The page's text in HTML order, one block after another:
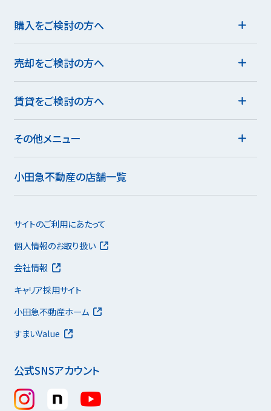
購入をご検討の方へ
売却をご検討の方へ
賃貸をご検討の方へ
その他メニュー
小田急不動産の店舗一覧
公式SNSアカウント
サイトのご利用にあたって
個人情報のお取り扱い
会社情報
キャリア採用サイト
小田急不動産ホーム
すまいValue